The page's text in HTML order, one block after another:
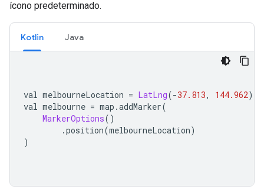
ícono predeterminado.
Kotlin Java
val melbourneLocation = LatLng(-37.813, 144.962)
val melbourne = map .addMarker(
MarkerOptions()
.position(melbourneLocation)
)